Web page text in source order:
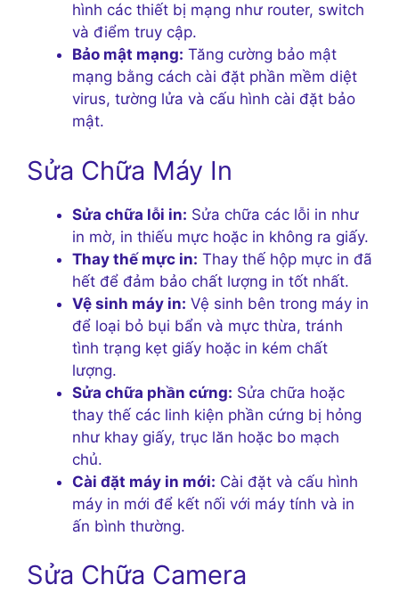
hình các thiết bị mạng như router, switch
và điểm truy cập.
Bảo mật mạng: Tăng cường bảo mật
mạng bằng cách cài đặt phần mềm diệt
virus, tường lửa và cấu hình cài đặt bảo
mật.
Sửa Chữa Máy In
Sửa chữa lỗi in: Sửa chữa các lỗi in như
in mờ, in thiếu mực hoặc in không ra giấy.
Thay thế mực in: Thay thế hộp mực in đã
hết để đảm bảo chất lượng in tốt nhất.
Vệ sinh máy in: Vệ sinh bên trong máy in
để loại bỏ bụi bẩn và mực thừa, tránh
tình trạng kẹt giấy hoặc in kém chất
lượng.
Sửa chữa phần cứng: Sửa chữa hoặc
thay thế các linh kiện phần cứng bị hỏng
như khay giấy, trục lăn hoặc bo mạch
chủ.
Cài đặt máy in mới: Cài đặt và cấu hình
máy in mới để kết nối với máy tính và in
ấn bình thường.
Sửa Chữa Camera